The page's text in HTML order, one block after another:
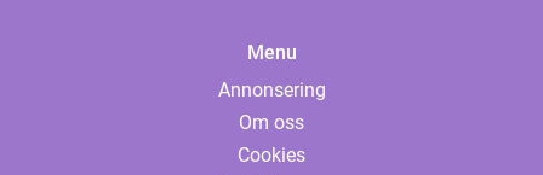
Menu
Annonsering
Om oss
Cookies